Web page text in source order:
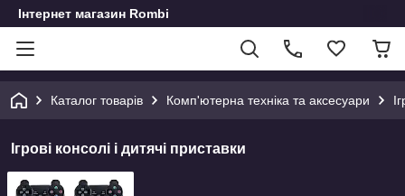
Інтернет магазин Rombi
Каталог товарів Комп'ютерна техніка та аксесуари
Ігрові консолі і дитячі приставки